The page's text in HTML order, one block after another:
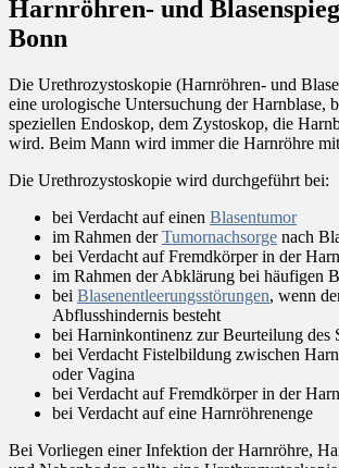
Harnröhren- und
Bonn
Die Urethrozystoskopie (Harnröhren- und
eine urologische Untersuchung der Harnblase,
speziellen Endoskop, dem Zystoskop, die
wird. Beim Mann wird immer die Harnröhre
Die Urethrozystoskopie wird durchgeführt bei:
bei Verdacht auf einen Blasentumor
im Rahmen derTumornachsorge nach
bei Verdacht auf Fremdkörper in der
im Rahmen der Abklärung bei häufigen
bei Blasenentleerungsstörungen, wenn
Abflusshindernis besteht
bei Harninkontinenz zur Beurteilung des
bei Verdacht Fistelbildung zwischen
oder Vagina
bei Verdacht auf Fremdkörper in der
bei Verdacht auf eine Harnröhrenenge
Bei Vorliegen einer Infektion der Harnröhre,